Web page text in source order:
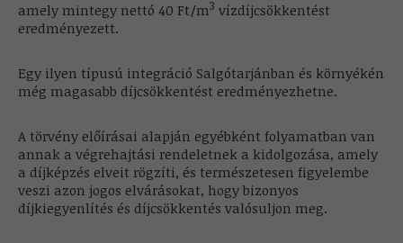
amely mintegy nettó 40 Ft/m3 vízdíjcsökkentést
eredményezett.
Egy ilyen típusú integráció Salgótarjánban és környékén
még magasabb díjcsökkentést eredményezhetne.
A törvény előírásai alapján egyébként folyamatban van
annak a végrehajtási rendeletnek a kidolgozása, amely
a díjképzés elveit rögzíti, és természetesen figyelembe
veszi azon jogos elvárásokat, hogy bizonyos
díjkiegyenlítés és díjcsökkentés valósuljon meg.